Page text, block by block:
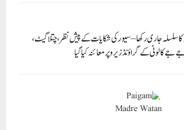
سلسلہ جاری رکھا – سیور کی شکایات کے پیش نظر، چتلا گیٹ،
جے کالونی کے گراؤنڈ زیرو پر معائنہ کیا گیا